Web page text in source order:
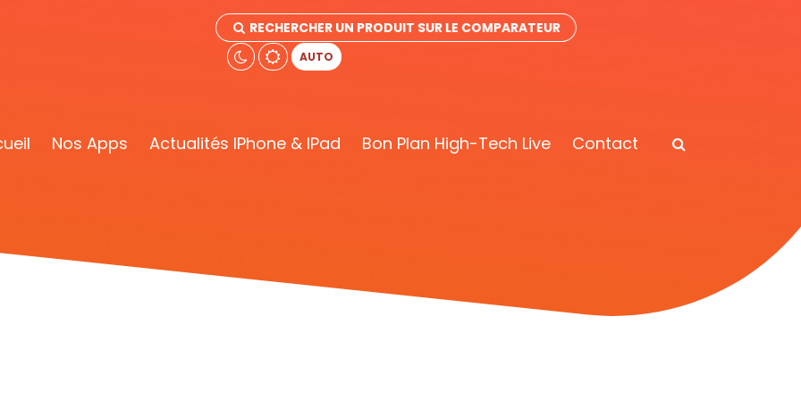
RECHERCHER UN PRODUIT SUR LE COMPARATEUR
AUTO
Nos Apps Actualités IPhone & IPad Bon Plan High-Tech Live Contact